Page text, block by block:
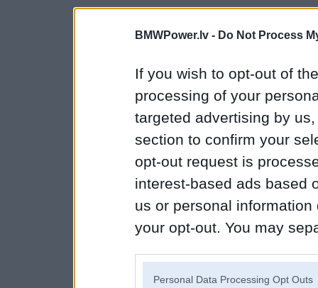
BMWPower.lv - Do Not Process
If you wish to opt-out of
processing of your
targeted advertising by
section to confirm your
opt-out request is
interest-based ads based
us or personal
your opt-out. You may
Personal Data Processing Opt Outs